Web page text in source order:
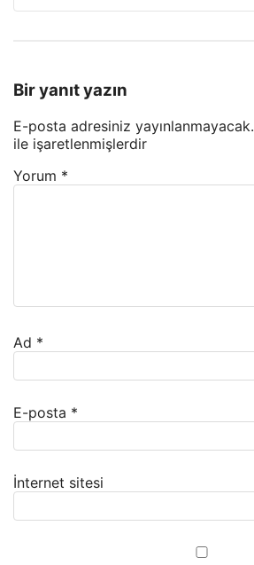
Bir yanıt yazın
E-posta adresiniz yayınlanmayacak.
ile işaretlenmişlerdir
Yorum *
Ad *
E-posta *
İnternet sitesi